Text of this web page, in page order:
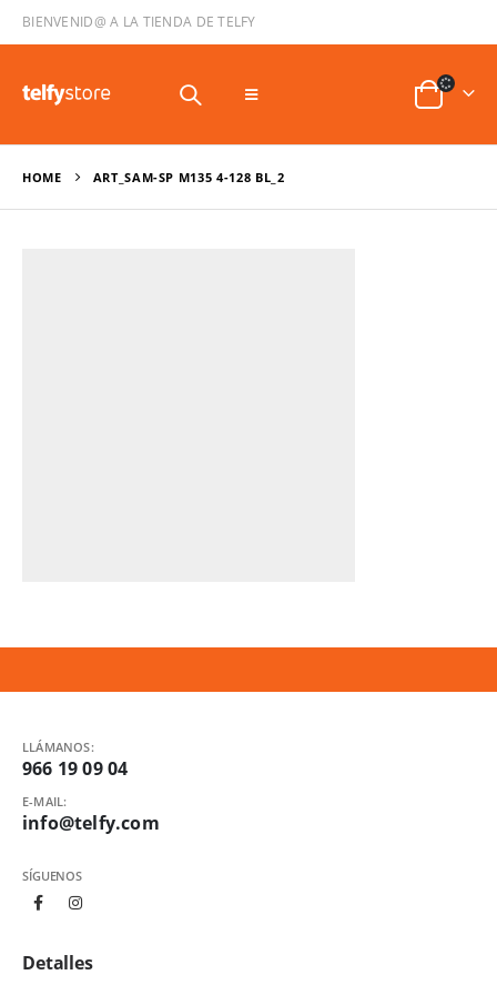
BIENVENID@ A LA TIENDA DE TELFY
HOME ART_SAM-SP M135 4-128 BL_2
LLÁMANOS:
966 19 09 04
E-MAIL:
info@telfy.com
SÍGUENOS
Detalles